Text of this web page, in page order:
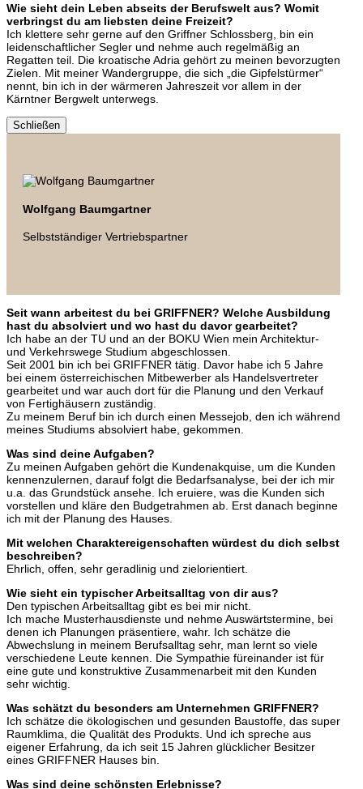
Wie sieht dein Leben abseits der Berufswelt aus? Womit
verbringst du am liebsten deine Freizeit?
Ich klettere sehr gerne auf den Griffner Schlossberg, bin ein
leidenschaftlicher Segler und nehme auch regelmäßig an
Regatten teil. Die kroatische Adria gehört zu meinen bevorzugten
Zielen. Mit meiner Wandergruppe, die sich „die Gipfelstürmer“
nennt, bin ich in der wärmeren Jahreszeit vor allem in der
Kärntner Bergwelt unterwegs.
Schließen
Wolfgang Baumgartner
Selbstständiger Vertriebspartner
Seit wann arbeitest du bei GRIFFNER? Welche Ausbildung
hast du absolviert und wo hast du davor gearbeitet?
Ich habe an der TU und an der BOKU Wien mein Architektur-
und Verkehrswege Studium abgeschlossen.
Seit 2001 bin ich bei GRIFFNER tätig. Davor habe ich 5 Jahre
bei einem österreichischen Mitbewerber als Handelsvertreter
gearbeitet und war auch dort für die Planung und den Verkauf
von Fertighäusern zuständig.
Zu meinem Beruf bin ich durch einen Messejob, den ich während
meines Studiums absolviert habe, gekommen.
Was sind deine Aufgaben?
Zu meinen Aufgaben gehört die Kundenakquise, um die Kunden
kennenzulernen, darauf folgt die Bedarfsanalyse, bei der ich mir
u.a. das Grundstück ansehe. Ich eruiere, was die Kunden sich
vorstellen und kläre den Budgetrahmen ab. Erst danach beginne
ich mit der Planung des Hauses.
Mit welchen Charaktereigenschaften würdest du dich selbst
beschreiben?
Ehrlich, offen, sehr geradlinig und zielorientiert.
Wie sieht ein typischer Arbeitsalltag von dir aus?
Den typischen Arbeitsalltag gibt es bei mir nicht.
Ich mache Musterhausdienste und nehme Auswärtstermine, bei
denen ich Planungen präsentiere, wahr. Ich schätze die
Abwechslung in meinem Berufsalltag sehr, man lernt so viele
verschiedene Leute kennen. Die Sympathie füreinander ist für
eine gute und konstruktive Zusammenarbeit mit den Kunden
sehr wichtig.
Was schätzt du besonders am Unternehmen GRIFFNER?
Ich schätze die ökologischen und gesunden Baustoffe, das super
Raumklima, die Qualität des Produkts. Und ich spreche aus
eigener Erfahrung, da ich seit 15 Jahren glücklicher Besitzer
eines GRIFFNER Hauses bin.
Was sind deine schönsten Erlebnisse?